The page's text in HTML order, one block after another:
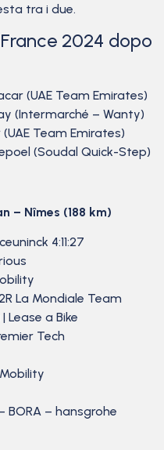
tra i due.
2024 dopo
(UAE Team Emirates)
(Intermarché – Wanty)
Team Emirates)
(Soudal Quick-Step)
– Nîmes (188 km)
4:11:27
La Mondiale Team
Lease a Bike
Tech
BORA – hansgrohe